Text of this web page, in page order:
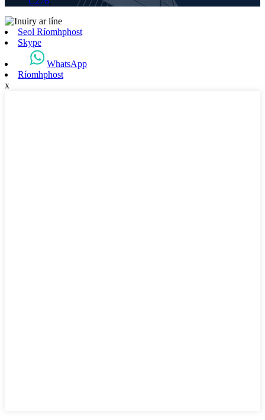
Seol Ríomhphost
Skype
WhatsApp
Ríomhphost
x